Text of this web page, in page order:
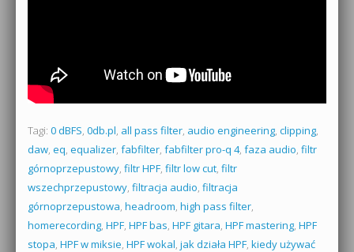
Tagi: 0 dBFS, 0db.pl, all pass filter, audio engineering, clipping,
daw, eq, equalizer, fabfilter, fabfilter pro-q 4, faza audio, filtr
górnoprzepustowy, filtr HPF, filtr low cut, filtr
wszechprzepustowy, filtracja audio, filtracja
górnoprzepustowa, headroom, high pass filter,
homerecording, HPF, HPF bas, HPF gitara, HPF mastering, HPF
stopa, HPF w miksie, HPF wokal, jak działa HPF, kiedy używać